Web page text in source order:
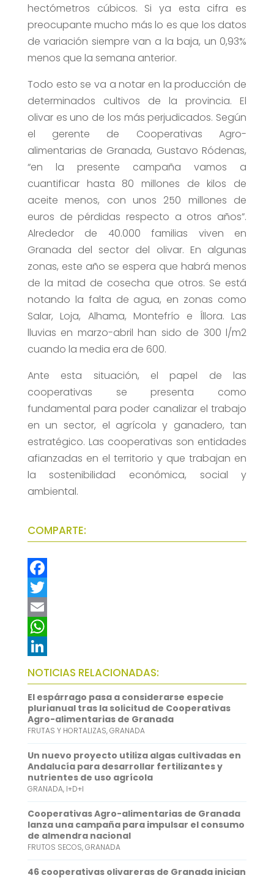
hectómetros cúbicos. Si ya esta cifra es
preocupante mucho más lo es que los datos
de variación siempre van a la baja, un 0,93%
menos que la semana anterior.
Todo esto se va a notar en la producción de
determinados cultivos de la provincia. El
olivar es uno de los más perjudicados. Según
el gerente de Cooperativas Agro-
alimentarias de Granada, Gustavo Ródenas,
“en la presente campaña vamos a
cuantificar hasta 80 millones de kilos de
aceite menos, con unos 250 millones de
euros de pérdidas respecto a otros años”.
Alrededor de 40.000 familias viven en
Granada del sector del olivar. En algunas
zonas, este año se espera que habrá menos
de la mitad de cosecha que otros. Se está
notando la falta de agua, en zonas como
Salar, Loja, Alhama, Montefrío e Íllora. Las
lluvias en marzo-abril han sido de 300 l/m2
cuando la media era de 600.
Ante esta situación, el papel de las
cooperativas se presenta como
fundamental para poder canalizar el trabajo
en un sector, el agrícola y ganadero, tan
estratégico. Las cooperativas son entidades
afianzadas en el territorio y que trabajan en
la sostenibilidad económica, social y
ambiental.
COMPARTE:
F
a
c
e
b
o
o
k
T
w
t
t
e
r
E
m
a
i
l
W
h
a
t
s
A
p
p
L
i
n
k
e
d
I
n
NOTICIAS RELACIONADAS:
El espárrago pasa a considerarse especie
plurianual tras la solicitud de Cooperativas
Agro-alimentarias de Granada
FRUTAS Y HORTALIZAS,GRANADA
Un nuevo proyecto utiliza algas cultivadas en
Andalucía para desarrollar fertilizantes y
nutrientes de uso agrícola
GRANADA, I+D+I
Cooperativas Agro-alimentarias de Granada
lanza una campaña para impulsar el consumo
de almendra nacional
FRUTOS SECOS,GRANADA
46 cooperativas olivareras de Granada inician